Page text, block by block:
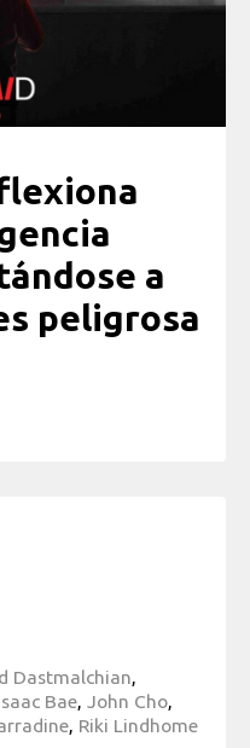
a
peligrosa
Dastmalchian,
Bae, John Cho,
, Riki Lindhome